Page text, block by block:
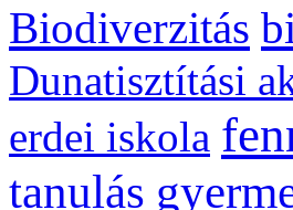
Biodiverzitás
Dunatisztítási
erdei iskola
tanulás